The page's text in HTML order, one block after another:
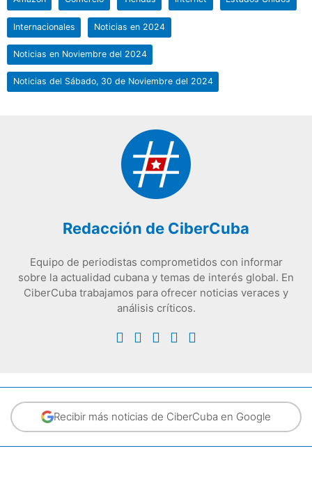
Internacionales Noticias en 2024
Noticias en Noviembre del 2024
Noticias del Sábado, 30 de Noviembre del 2024
Redacción de CiberCuba
Equipo de periodistas comprometidos con informar
sobre la actualidad cubana y temas de interés global. En
CiberCuba trabajamos para ofrecer noticias veraces y
análisis críticos.
Recibir más noticias de CiberCuba en Google